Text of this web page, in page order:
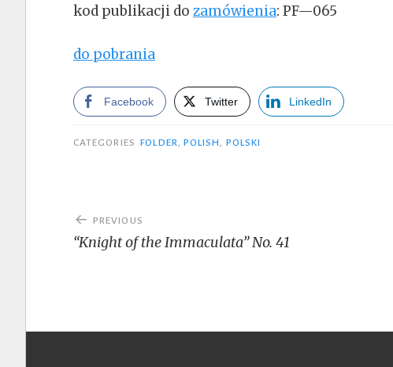
kod publikacji do zamówienia: PF—065
do pobrania
Facebook Twitter LinkedIn
CATEGORIES FOLDER POLISH POLSKI
Post
navigation
PREVIOUS
“Knight of the Immaculata” No. 41